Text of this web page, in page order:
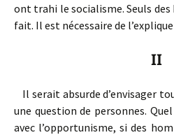
ont trahi le socialisme. Seuls
fait. Il est nécessaire de
II
Il serait absurde d’envisager
une question de personnes.
avec l’opportunisme, si des